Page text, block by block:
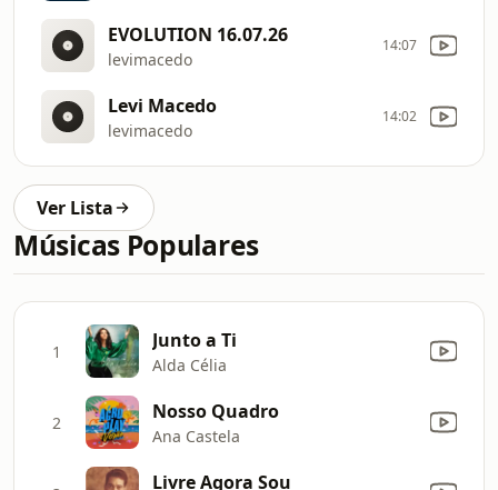
EVOLUTION 16.07.26
levimacedo
14:07
Levi Macedo
levimacedo
14:02
Ver Lista
Músicas Populares
1 Junto a Ti
Alda Célia
2 Nosso Quadro
Ana Castela
Livre Agora Sou